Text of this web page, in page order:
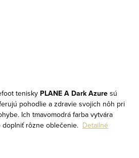
tenisky PLANE A Dark Azure sú
pohodlie a zdravie svojich nôh pri
Ich tmavomodrá farba vytvára
rôzne oblečenie. Detailné